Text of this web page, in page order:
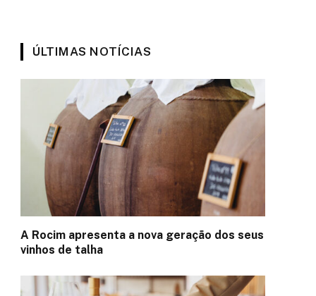
ÚLTIMAS NOTÍCIAS
A Rocim apresenta a nova geração dos seus
vinhos de talha